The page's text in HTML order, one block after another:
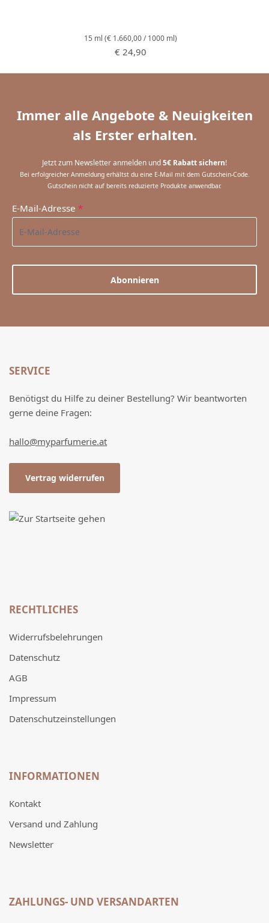
15 ml (€ 1.660,00 / 1000 ml)
Regulärer Preis:
€ 24,90
Immer alle Angebote & Neuigkeiten
als Erster erhalten.
Jetzt zum Newsletter anmelden und5€ Rabatt sichern!
Bei erfolgreicher Anmeldung erhältst du eine E-Mail mit dem Gutschein-Code.
Gutschein nicht auf bereits reduzierte Produkte anwendbar.
E-Mail-Adresse *
Abonnieren
SERVICE
Benötigst du Hilfe zu deiner Bestellung? Wir beantworten
gerne deine Fragen:
hallo@myparfumerie.at
Vertrag widerrufen
RECHTLICHES
Widerrufsbelehrungen
Datenschutz
AGB
Impressum
Datenschutzeinstellungen
INFORMATIONEN
Kontakt
Versand und Zahlung
Newsletter
ZAHLUNGS- UND VERSANDARTEN